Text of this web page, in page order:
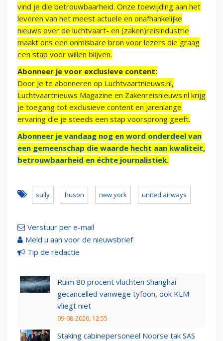
vind je die betrouwbaarheid. Onze toewijding aan het
leveren van het meest actuele en onafhankelijke
nieuws over de luchtvaart- en (zaken)reisindustrie
maakt ons een onmisbare bron voor lezers die graag
een stap voor willen blijven.
Abonneer je voor exclusieve content:
Door je te abonneren op Luchtvaartnieuws.nl,
Luchtvaartnieuws Magazine en Zakenreisnieuws.nl krijg
je toegang tot exclusieve content en jarenlange
ervaring die je steeds een stap voorsprong geeft.
Abonneer je vandaag nog en word onderdeel van
een gemeenschap die waarde hecht aan kwaliteit,
betrouwbaarheid en échte journalistiek.
sully huson new york united airways
Verstuur per e-mail
Meld u aan voor de nieuwsbrief
Tip de redactie
Ruim 80 procent vluchten Shanghai
gecancelled vanwege tyfoon, ook KLM
vliegt niet
09-08-2026, 12:55
Staking cabinepersoneel Noorse tak SAS